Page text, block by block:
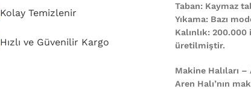
Kolay Temizlenir
Hızlı ve Güvenilir Kargo
Taban: Kaymaz
Yıkama: Bazı
Kalınlık:
üretilmiştir.
Makine Halıları
Aren Halı’nın